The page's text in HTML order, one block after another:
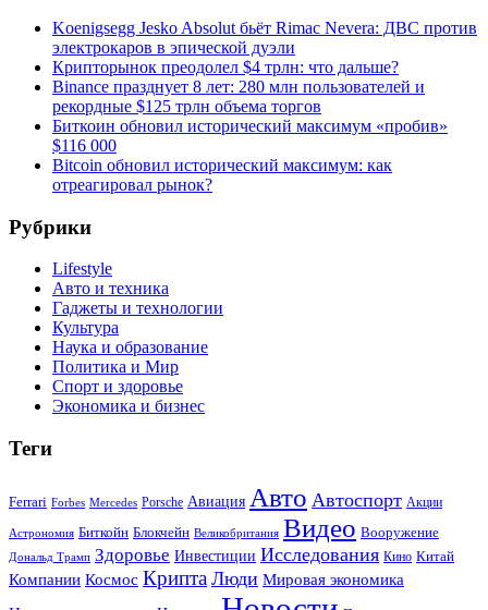
Koenigsegg Jesko Absolut бьёт Rimac Nevera: ДВС против
электрокаров в эпической дуэли
Крипторынок преодолел $4 трлн: что дальше?
Binance празднует 8 лет: 280 млн пользователей и
рекордные $125 трлн объема торгов
Биткоин обновил исторический максимум «пробив»
$116 000
Bitcoin обновил исторический максимум: как
отреагировал рынок?
Рубрики
Lifestyle
Авто и техника
Гаджеты и технологии
Культура
Наука и образование
Политика и Мир
Спорт и здоровье
Экономика и бизнес
Теги
Ferrari Forbes Mercedes Porsche Авиация Авто Автоспорт Акции
Астрономия Биткойн Блокчейн Великобритания Видео Вооружение
Дональд Трамп Здоровье Инвестиции Исследования Кино Китай
Компании Космос Крипта Люди Мировая экономика